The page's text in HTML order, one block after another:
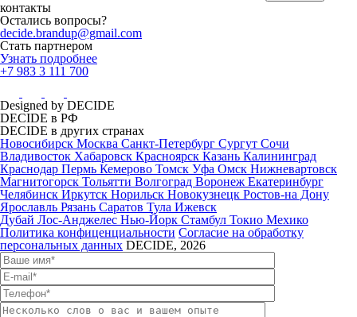
контакты
Остались вопросы?
decide.brandup@gmail.com
Стать партнером
Узнать подробнее
+7 983 3 111 700
Designed by DECIDE
DECIDE в РФ
DECIDE в других странах
Новосибирск Москва Санкт-Петербург Сургут Сочи
Владивосток Хабаровск Красноярск Казань Калининград
Краснодар Пермь Кемерово Томск Уфа Омск Нижневартовск
Магнитогорск Тольятти Волгоград Воронеж Екатеринбург
Челябинск Иркутск Норильск Новокузнецк Ростов-на Дону
Ярославль Рязань Саратов Тула Ижевск
Дубай Лос-Анджелес Нью-Йорк Стамбул Токио Мехико
Политика конфиценциальности Согласие на обработку
персональных данных DECIDE, 2026